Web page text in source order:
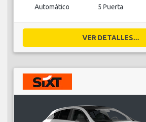
Automático 5 Puerta
VER DETALLES...